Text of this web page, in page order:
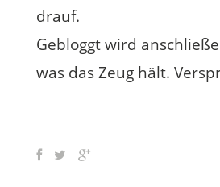
drauf.
Gebloggt wird
was das Zeug hält.